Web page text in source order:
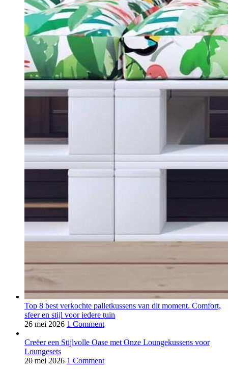
Top 8 best verkochte palletkussens van dit moment. Comfort,
sfeer en stijl voor iedere tuin
26 mei 2026 1 Comment
Creëer een Stijlvolle Oase met Onze Loungekussens voor
Loungesets
20 mei 2026 1 Comment